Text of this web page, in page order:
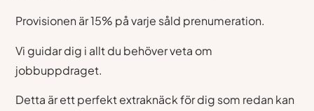
Provisionen är 15% på varje såld prenumeration.
Vi guidar dig i allt du behöver veta om
jobbuppdraget.
Detta är ett perfekt extraknäck för dig som redan kan